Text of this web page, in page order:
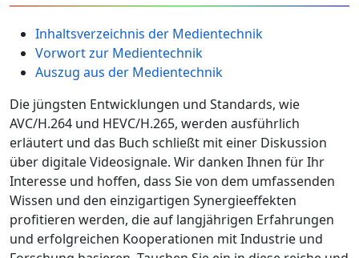
Inhaltsverzeichnis der Medientechnik
Vorwort zur Medientechnik
Auszug aus der Medientechnik
Die jüngsten Entwicklungen und Standards, wie
AVC/H.264 und HEVC/H.265, werden ausführlich
erläutert und das Buch schließt mit einer Diskussion
über digitale Videosignale. Wir danken Ihnen für Ihr
Interesse und hoffen, dass Sie von dem umfassenden
Wissen und den einzigartigen Synergieeffekten
profitieren werden, die auf langjährigen Erfahrungen
und erfolgreichen Kooperationen mit Industrie und